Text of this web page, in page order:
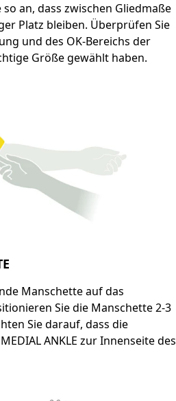
an, dass zwischen Gliedmaße
Platz bleiben. Überprüfen Sie
und des OK-Bereichs der
Größe gewählt haben.
Manschette auf das
Sie die Manschette 2-3
Sie darauf, dass die
ANKLE zur Innenseite des